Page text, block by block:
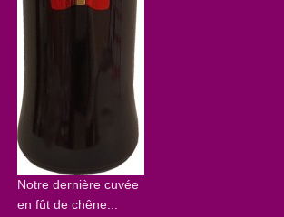
Notre dernière cuvée
en fût de chêne...